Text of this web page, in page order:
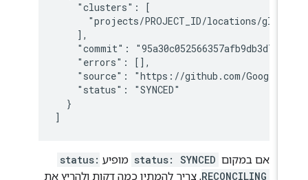
    "clusters": [
"projects/PROJECT_ID/locations/
    ],
"commit":
    "errors": [],
"source": "https://github.com/
    "status": "SYNCED"
אם במקום status: SYNCED מופיעstatus:
RECONCILING, צריך להמתין כמה דקות ולהריץ את